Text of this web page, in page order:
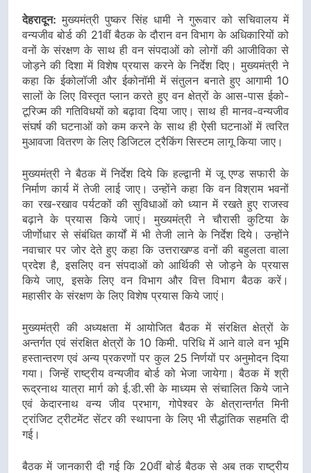
देहरादून: मुख्यमंत्री पुष्कर सिंह धामी ने गुरूवार को सचिवालय में
वन्यजीव बोर्ड की 21वीं बैठक के दौरान वन विभाग के अधिकारियों को
वनों के संरक्षण के साथ ही वन संपदाओं को लोगों की आजीविका से
जोड़ने की दिशा में विशेष प्रयास करने के निर्देश दिए। मुख्यमंत्री ने
कहा कि ईकोलॉजी और ईकोनॉमी में संतुलन बनाते हुए आगामी 10
सालों के लिए विस्तृत प्लान करते हुए वन क्षेत्रों के आस-पास ईको-
टूरिज्म की गतिविधयों को बढ़ावा दिया जाए। साथ ही मानव-वन्यजीव
संघर्ष की घटनाओं को कम करने के साथ ही ऐसी घटनाओं में त्वरित
मुआवजा वितरण के लिए डिजिटल ट्रैकिंग सिस्टम लागू किया जाए।
मुख्यमंत्री ने बैठक में निर्देश दिये कि हल्द्वानी में जू एण्ड सफारी के
निर्माण कार्य में तेजी लाई जाए। उन्होंने कहा कि वन विश्राम भवनों
का रख-रखाव पर्यटकों की सुविधाओं को ध्यान में रखते हुए राजस्व
बढ़ाने के प्रयास किये जाएं। मुख्यमंत्री ने चौरासी कुटिया के
जीर्णाेधार से संबंधित कार्यों में भी तेजी लाने के निर्देश दिये। उन्होंने
नवाचार पर जोर देते हुए कहा कि उत्तराखण्ड वनों की बहुलता वाला
प्रदेश है, इसलिए वन संपदाओं को आर्थिकी से जोड़ने के प्रयास
किये जाए, इसके लिए वन विभाग और वित्त विभाग बैठक करें।
महासीर के संरक्षण के लिए विशेष प्रयास किये जाएं।
मुख्यमंत्री की अध्यक्षता में आयोजित बैठक में संरक्षित क्षेत्रों के
अन्तर्गत एवं संरक्षित क्षेत्रों के 10 किमी. परिधि में आने वाले वन भूमि
हस्तान्तरण एवं अन्य प्रकरणों पर कुल 25 निर्णयों पर अनुमोदन दिया
गया। जिन्हें राष्ट्रीय वन्यजीव बोर्ड को भेजा जायेगा। बैठक में श्री
रूद्रनाथ यात्रा मार्ग को ई.डी.सी के माध्यम से संचालित किये जाने
एवं केदारनाथ वन्य जीव प्रभाग, गोपेश्वर के क्षेत्रान्तर्गत मिनी
ट्रांजिट ट्रीटमेंट सेंटर की स्थापना के लिए भी सैद्धांतिक सहमति दी
गई।
बैठक में जानकारी दी गई कि 20वीं बोर्ड बैठक से अब तक राष्ट्रीय